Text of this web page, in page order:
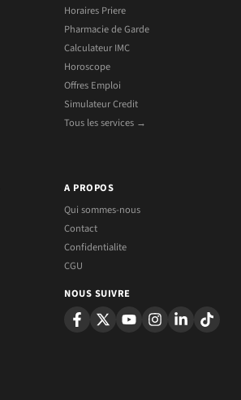
Horaires Priere
Pharmacie de Garde
Calculateur IMC
Horoscope
Offres Emploi
Simulateur Credit
Tous les services →
A PROPOS
Qui sommes-nous
Contact
Confidentialite
CGU
NOUS SUIVRE